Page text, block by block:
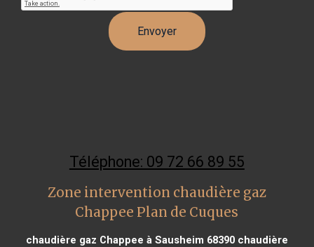
Téléphone: 09 72 66 89 55
Zone intervention chaudière gaz
Chappee Plan de Cuques
chaudière gaz Chappee à Sausheim 68390chaudière